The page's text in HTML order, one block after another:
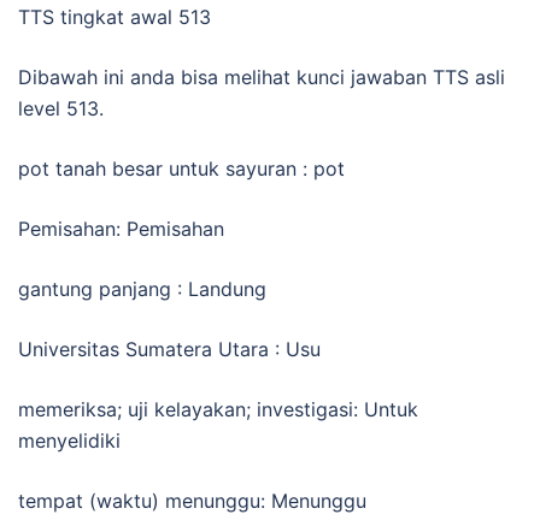
TTS tingkat awal 513
Dibawah ini anda bisa melihat kunci jawaban TTS asli
level 513.
pot tanah besar untuk sayuran : pot
Pemisahan: Pemisahan
gantung panjang : Landung
Universitas Sumatera Utara : Usu
memeriksa; uji kelayakan; investigasi: Untuk
menyelidiki
tempat (waktu) menunggu: Menunggu